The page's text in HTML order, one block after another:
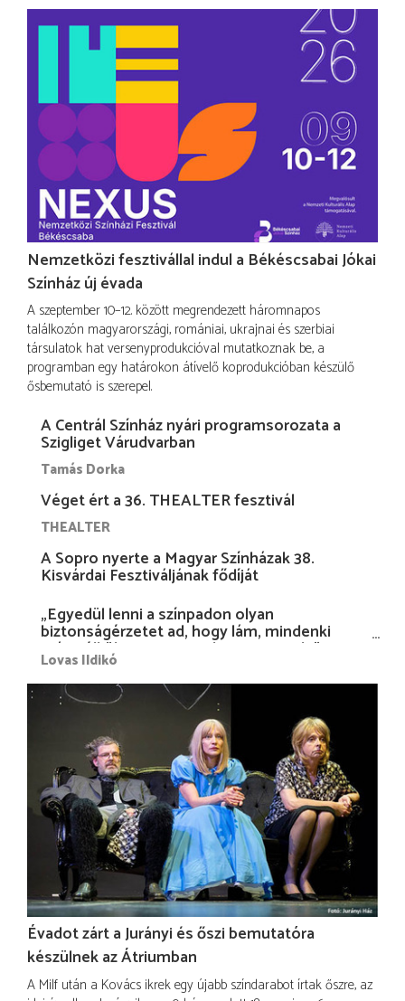
Nemzetközi fesztivállal indul a Békéscsabai Jókai
Színház új évada
A szeptember 10–12. között megrendezett háromnapos
találkozón magyarországi, romániai, ukrajnai és szerbiai
társulatok hat versenyprodukcióval mutatkoznak be, a
programban egy határokon átívelő koprodukcióban készülő
ősbemutató is szerepel.
A Centrál Színház nyári programsorozata a
Szigliget Várudvarban
Tamás Dorka
Véget ért a 36. THEALTER fesztivál
THEALTER
A Sopro nyerte a Magyar Színházak 38.
Kisvárdai Fesztiváljának fődíját
„Egyedül lenni a színpadon olyan
biztonságérzetet ad, hogy lám, mindenki
más nélkül is megvagyok magammal…”
Lovas Ildikó
Évadot zárt a Jurányi és őszi bemutatóra
készülnek az Átriumban
A Milf után a Kovács ikrek egy újabb színdarabot írtak őszre, az